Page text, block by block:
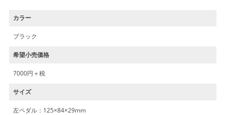
カラー
ブラック
希望小売価格
7000円＋税
サイズ
左ペダル：125×84×29mm